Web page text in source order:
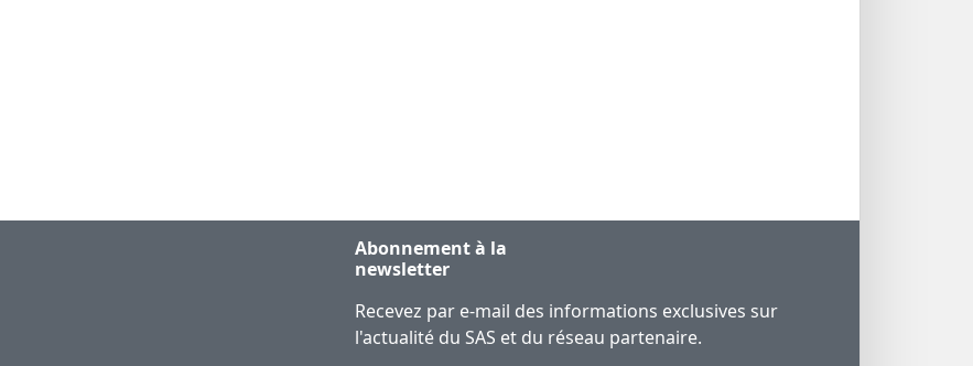
Abonnement à la
newsletter
Recevez par e-mail des informations exclusives sur
l'actualité du SAS et du réseau partenaire.